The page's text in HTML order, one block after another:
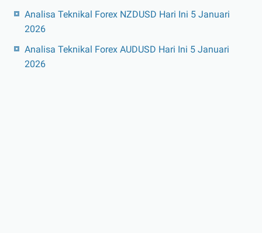
Analisa Teknikal Forex NZDUSD Hari Ini 5 Januari
2026
Analisa Teknikal Forex AUDUSD Hari Ini 5 Januari
2026